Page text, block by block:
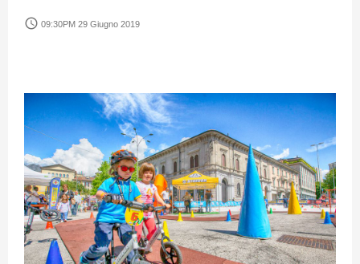
access_time 09:30PM 29 Giugno 2019